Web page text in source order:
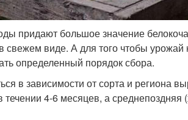
придают большое значение
свежем виде. А для того чтобы
определенный порядок сбора.
в зависимости от сорта и региона
4-6 месяцев, а среднепоздняя